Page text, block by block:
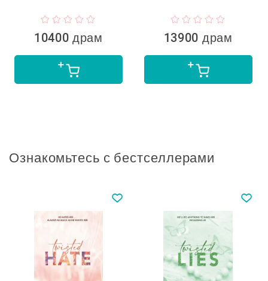
10400 драм 13900 драм
Ознакомьтесь с бестселлерами